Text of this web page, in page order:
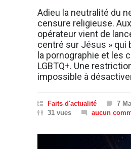
Adieu la neutralité du
censure religieuse.
opérateur vient de
centré sur Jésus » qui
la pornographie et les
LGBTQ+. Une
impossible à
Faits d'actualité
7
31 vues
aucun